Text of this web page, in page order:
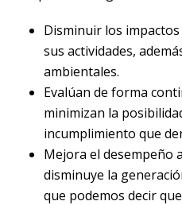
Disminuir los
sus actividades,
ambientales.
Evalúan de forma
minimizan la
incumplimiento que
Mejora el desempeño
disminuye la
que podemos decir